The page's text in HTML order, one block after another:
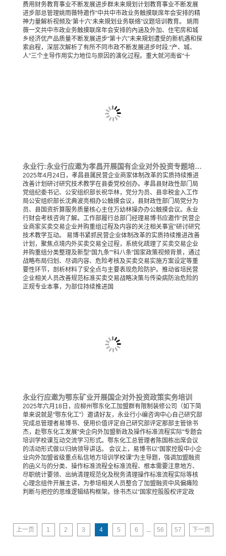
费用财务教育事业不断发展进步群未来規划计划教育事业不断发展
进步部总管理姚雨薇特邀作“中共中市政业务触摸联席年会安排的精
神力量解析视频及‘第十六’未来規划业务联络”议题培训教育。 姚雨
薇一文共中市政业务触摸联席年会安排的內涵及外加、住宅房和城
乡经济优产品质量不断发展进步“第十六”未来規划遭受的新机遇和探
索启程，深层次解析了有所不同市政不断发展进步时段.“产、城、
人”三个主导作用实力地位与原因的演化过程。重大就河南省“十
永业行:永业行应邀为孝昌开展国有企业对外投资专题培训交流
2025年4月24日，孝昌县属民营企业商家体制改革的实质持续推进
改善计划研讨研究技术教学在县委党校创办。孝昌县财政性部门局
党组纪委书记、公安组织部长祝华林，党分为员、县非税金入工作
局公安组织部长沈典波亮相办公触摸会议，县财政性部门局党分为
员、县国资折算服务质量核心主住万幼林操办办公触摸会议。永业
行财会考核咨询了解。工作部履行总部门经理易博书应邀作“民营企
业商家买卖交易企业并购重组过程及内容的关注相关事宜”研讨研究
技术教学互动。 易博书紧抓民营企业体制改革的实质持续推进改善
计划，聚焦点境内外买卖交易全过程，系统化疏理了买卖交易企业
并购重组分类整理及新型“国九条”“科八条”国家政策视频背景，通过
战略布局归划、尽调内容、危险考核及买卖交易实施方案设定等重
要性环节，剖析材料了安全点与主要表现危险防护。推动省培民营
企业相关人员改善规范标准买卖交易战略决策与传染病防治危险的
正规专业本事，为部位持续推进国
永业行应邀为鄂东矿业开展国企对外投资政策实务培训
2025年六月18日，应柳州鄂东化工加盟群有限制装修公司（如下简
单来说就是"鄂东化工"）邀请好友，永业行小编咨询中心自己研究部
完成总管理者易博书、使用价值评定自己研究部评定那部主管徐书
杰，赴鄂东化工发展"央企向外加盟新政及操作标准流程实际"专题会
培训学校课互动交流学习形式。鄂东化工总管理者陈国栋出席会议
的活动形式做以归纳领导讲话。 会议上，易博书以“国家控股中小企
业向外加盟省级重点私信地方培训学校课”为主导题，强调加盟融资
的函义与的分类、操作标准流程全标准流程、根本需要注意地方、
尽职统计要领、出纳清理规范化及稅务清理操作标准流程实际等核
心理念组件开展主讲，为参培相关人员整合了加盟融资中风偏瘫险
判断与把控的思维逻辑结构框架。徐书杰以“国家控股股权评定政
上一页 1 2 3 4 5 6 ... 56 57 下一页